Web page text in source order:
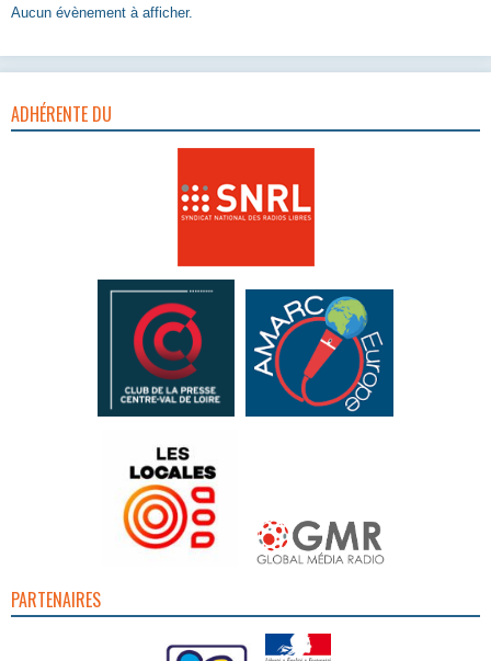
Aucun évènement à afficher.
ADHÉRENTE DU
PARTENAIRES